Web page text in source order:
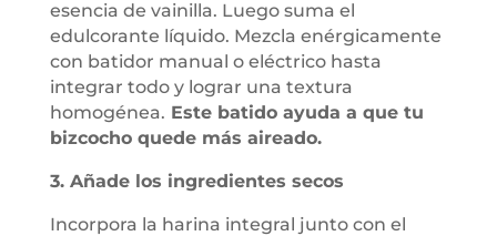
esencia de vainilla. Luego suma el
edulcorante líquido. Mezcla enérgicamente
con batidor manual o eléctrico hasta
integrar todo y lograr una textura
homogénea. Este batido ayuda a que tu
bizcocho quede más aireado.
3. Añade los ingredientes secos
Incorpora la harina integral junto con el